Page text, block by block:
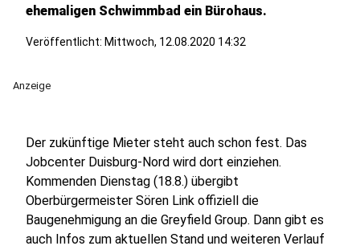
ehemaligen Schwimmbad ein Bürohaus.
Veröffentlicht: Mittwoch, 12.08.2020 14:32
Anzeige
Der zukünftige Mieter steht auch schon fest. Das
Jobcenter Duisburg-Nord wird dort einziehen.
Kommenden Dienstag (18.8.) übergibt
Oberbürgermeister Sören Link offiziell die
Baugenehmigung an die Greyfield Group. Dann gibt es
auch Infos zum aktuellen Stand und weiteren Verlauf